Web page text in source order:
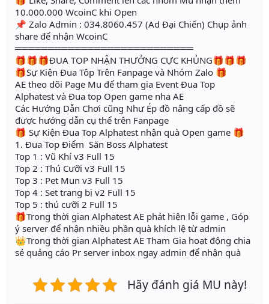
10.000.000 WcoinC khi Open
📌 Zalo Admin : 034.8060.457 (Ad Đại Chiến) Chụp ảnh
share để nhận WcoinC
═══════════════════════════
🎁🎁🎁ĐUA TOP NHẬN THƯỞNG CỰC KHỦNG🎁🎁🎁
🎁Sự Kiện Đua Tôp Trên Fanpage và Nhóm Zalo 🎁
AE theo dõi Page Mu để tham gia Event Đua Top
Alphatest và Đua top Open game nha AE
Các Hướng Dẫn Chơi cũng Như Ép đồ nâng cấp đồ sẽ
được hướng dẫn cụ thể trên Fanpage
🎁 Sự Kiện Đua Top Alphatest nhận quà Open game 🎁
1. Đua Top Điểm Săn Boss Alphatest
Top 1 : Vũ Khí v3 Full 15
Top 2 : Thú Cưỡi v3 Full 15
Top 3 : Pet Mun v3 Full 15
Top 4 : Set trang bị v2 Full 15
Top 5 : thú cưỡi 2 Full 15
🎁Trong thời gian Alphatest AE phát hiện lỗi game , Góp
ý server để nhận nhiều phần quà khích lệ từ admin
👑Trong thời gian Alphatest AE Tham Gia hoạt động chia
sẻ quảng cáo Pr server inbox ngay admin để nhận quà
Hãy đánh giá MU này!